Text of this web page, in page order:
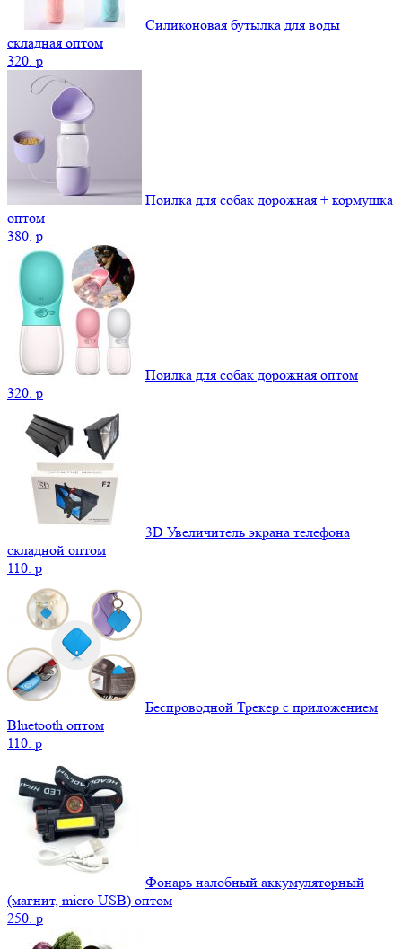
Силиконовая бутылка для воды
складная оптом
320. p
Поилка для собак дорожная + кормушка
оптом
380. p
Поилка для собак дорожная оптом
320. p
3D Увеличитель экрана телефона
складной оптом
110. p
Беспроводной Трекер с приложением
Bluetooth оптом
110. p
Фонарь налобный аккумуляторный
(магнит, micro USB) оптом
250. p